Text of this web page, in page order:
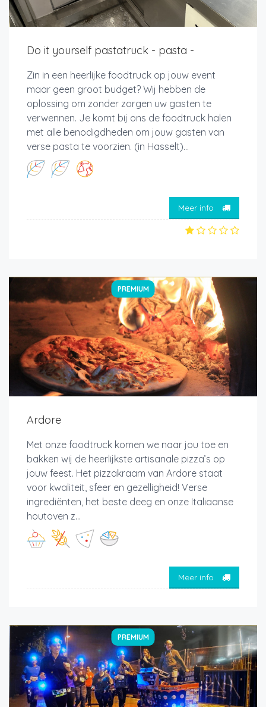
Do it yourself pastatruck - pasta -
Zin in een heerlijke foodtruck op jouw event
maar geen groot budget? Wij hebben de
oplossing om zonder zorgen uw gasten te
verwennen. Je komt bij ons de foodtruck halen
met alle benodigdheden om jouw gasten van
verse pasta te voorzien. (in Hasselt)...
Meer info
PREMIUM
Ardore
Met onze foodtruck komen we naar jou toe en
bakken wij de heerlijkste artisanale pizza’s op
jouw feest. Het pizzakraam van Ardore staat
voor kwaliteit, sfeer en gezelligheid! Verse
ingrediënten, het beste deeg en onze Italiaanse
houtoven z...
Meer info
PREMIUM